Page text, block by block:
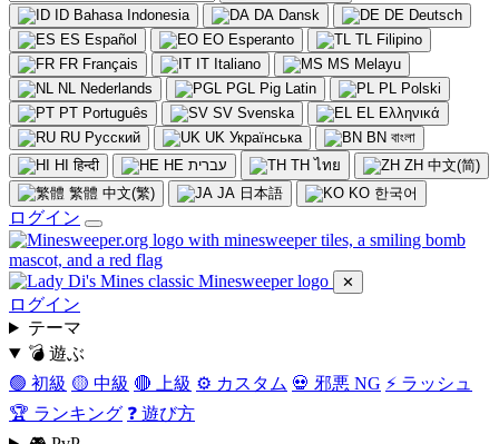
ID Bahasa Indonesia DA Dansk DE Deutsch
ES Español EO Esperanto TL Filipino
FR Français IT Italiano MS Melayu
NL Nederlands PGL Pig Latin PL Polski
PT Português SV Svenska EL Ελληνικά
RU Русский UK Українська BN বাংলা
HI हिन्दी HE עברית TH ไทย ZH 中文(简)
繁體 中文(繁) JA 日本語 KO 한국어
ログイン
✕
ログイン
テーマ
💣 遊ぶ
🟢 初級 🟡 中級 🔴 上級 ⚙️ カスタム 💀 邪悪 NG ⚡ ラッシュ
🏆 ランキング ❓ 遊び方